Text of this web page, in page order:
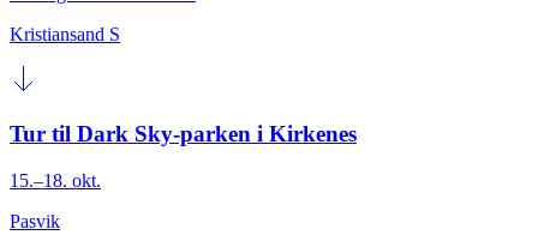
Kristiansand S
Tur til Dark Sky-parken i Kirkenes
15.–18. okt.
Pasvik